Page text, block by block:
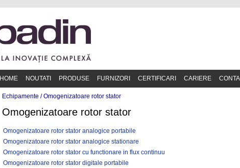
HOME NOUTATI PRODUSE FURNIZORI CERTIFICARI CARIERE
Echipamente /Omogenizatoare rotor stator
Omogenizatoare rotor stator
Omogenizatoare rotor stator analogice portabile
Omogenizatoare rotor stator analogice stationare
Omogenizatoare rotor stator cu functionare in flux continuu
Omogenizatoare rotor stator digitale portabile